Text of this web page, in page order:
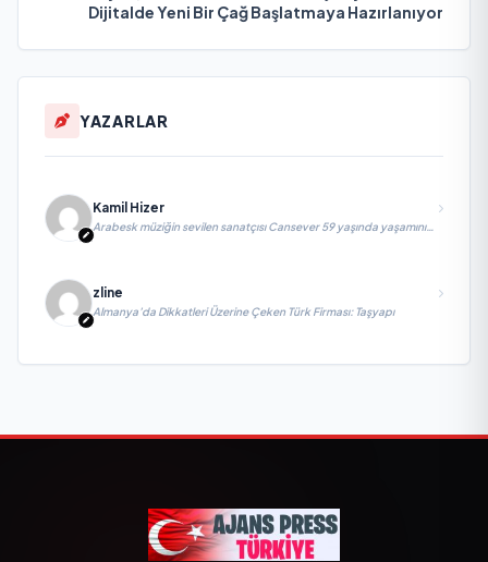
Dijitalde Yeni Bir Çağ Başlatmaya Hazırlanıyor
YAZARLAR
Kamil Hizer
Arabesk müziğin sevilen sanatçısı Cansever 59 yaşında yaşamını
yitirdi
zline
Almanya’da Dikkatleri Üzerine Çeken Türk Firması: Taşyapı